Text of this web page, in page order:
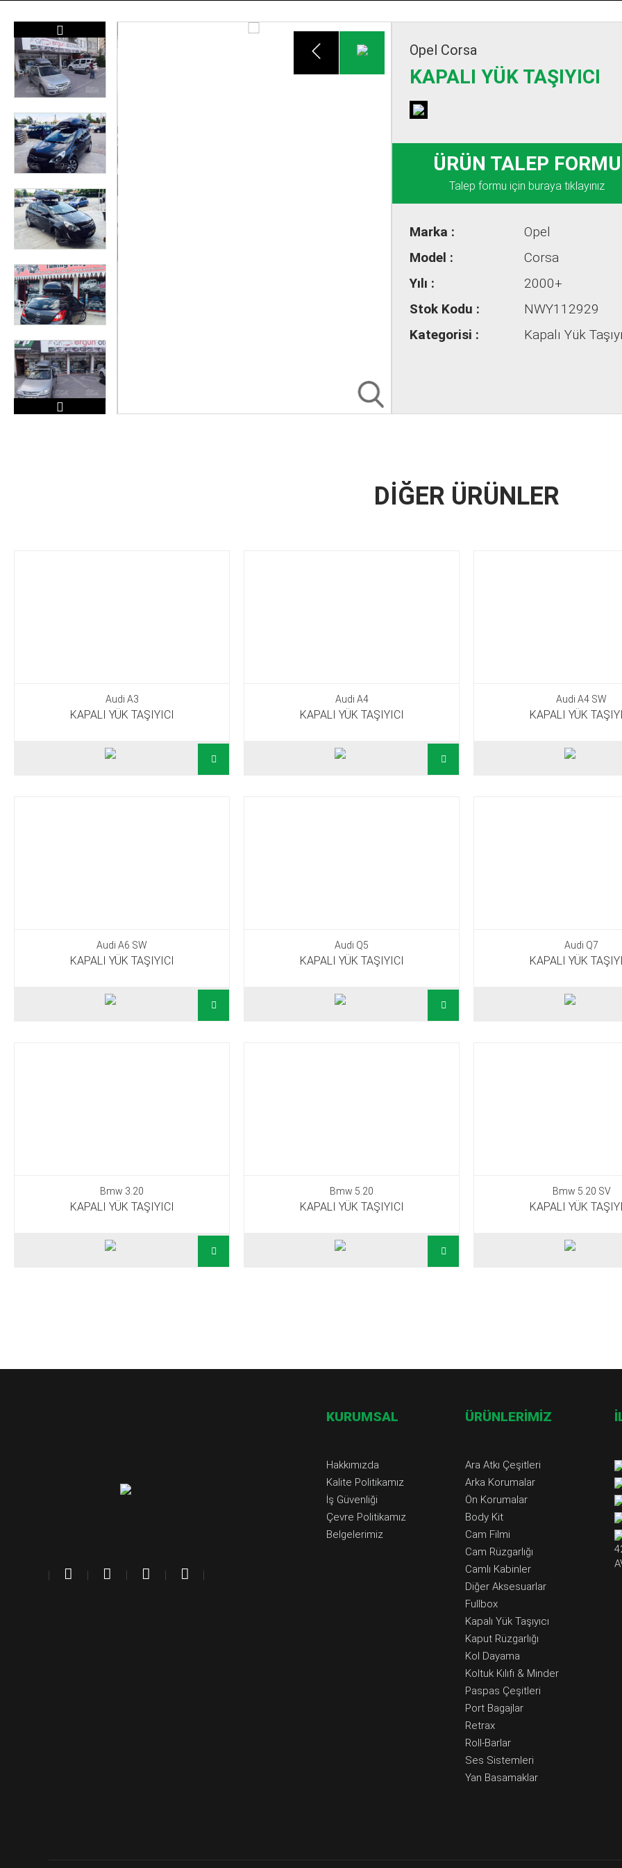
Opel Corsa
KAPALI YÜK TAŞIYICI
ÜRÜN TALEP FORMU
Talep formu için buraya tıklayınız
Marka :
Opel
Model :
Corsa
Yılı :
2000+
Stok Kodu :
NWY112929
Kategorisi :
Kapalı Yük
DİĞER ÜRÜNLER
Audi A3
KAPALI YÜK TAŞIYICI
Audi A4
KAPALI YÜK TAŞIYICI
Audi A4 SW
KAPALI YÜK
Audi A6 SW
KAPALI YÜK TAŞIYICI
Audi Q5
KAPALI YÜK TAŞIYICI
Audi Q7
KAPALI YÜK
Bmw 3.20
KAPALI YÜK TAŞIYICI
Bmw 5.20
KAPALI YÜK TAŞIYICI
Bmw 5.20 SV
KAPALI YÜK
KURUMSAL
Hakkımızda
Kalite Politikamız
İş Güvenliği
Çevre Politikamız
Belgelerimiz
ÜRÜNLERİMİZ
Ara Atkı Çeşitleri
Arka Korumalar
Ön Korumalar
Body Kit
Cam Filmi
Cam Rüzgarlığı
Camlı Kabinler
Diğer Aksesuarlar
Fullbox
Kapalı Yük Taşıyıcı
Kaput Rüzgarlığı
Kol Dayama
Koltuk Kılıfı & Minder
Paspas Çeşitleri
Port Bagajlar
Retrax
Roll-Barlar
Ses Sistemleri
Yan Basamaklar